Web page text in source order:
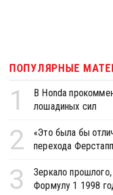
ПОПУЛЯРНЫЕ
1
В Honda
лошадиных сил
2
«Это была бы
перехода
3
Зеркало
Формулу 1 1998